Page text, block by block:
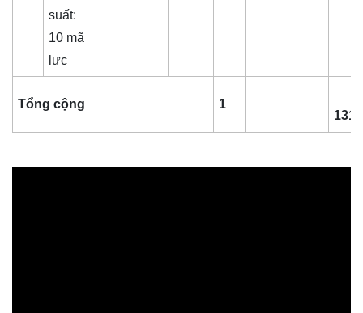
suất:
10 mã
lực
Tổng cộng
1